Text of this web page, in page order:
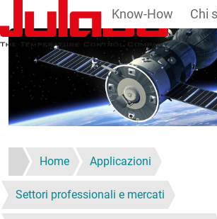
Salta al contenuto principale
Know-How Chi
Home Applicazioni
Settori professionali e mercati